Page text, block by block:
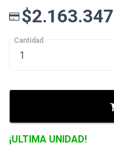
$2.163.347
Cantidad
¡ULTIMA UNIDAD!